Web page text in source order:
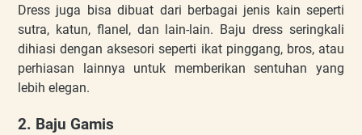
Dress juga bisa dibuat dari berbagai jenis kain seperti
sutra, katun, flanel, dan lain-lain. Baju dress seringkali
dihiasi dengan aksesori seperti ikat pinggang, bros, atau
perhiasan lainnya untuk memberikan sentuhan yang
lebih elegan.
2. Baju Gamis